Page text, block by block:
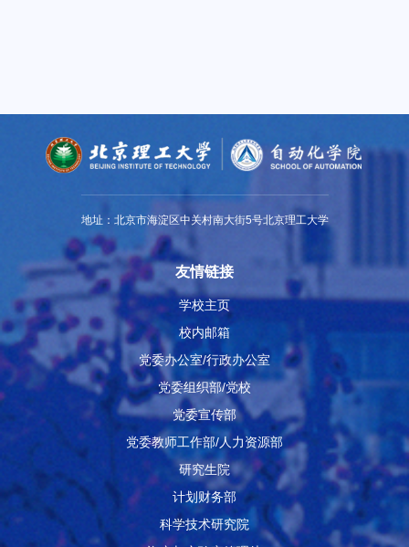
地址：北京市海淀区中关村南大街5号北京理工大学
友情链接
学校主页
校内邮箱
党委办公室/行政办公室
党委组织部/党校
党委宣传部
党委教师工作部/人力资源部
研究生院
计划财务部
科学技术研究院